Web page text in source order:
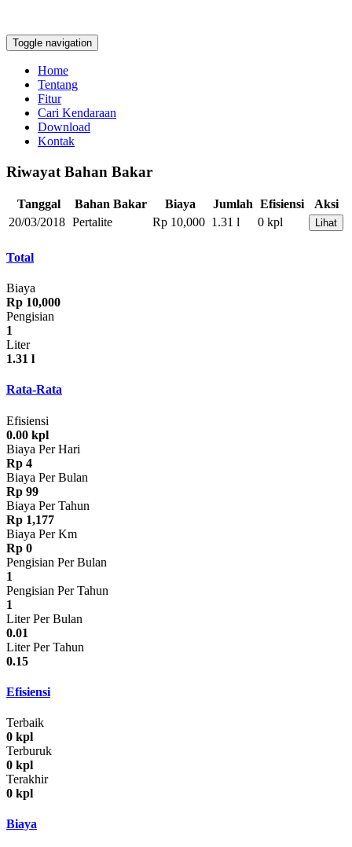
Toggle navigation
Home
Tentang
Fitur
Cari Kendaraan
Download
Kontak
Riwayat Bahan Bakar
Tanggal Bahan Bakar Biaya Jumlah Efisiensi
Aksi
20/03/2018 Pertalite Rp 10,000 1.31 l 0 kpl Lihat
Total
Biaya
Rp 10,000
Pengisian
1
Liter
1.31 l
Rata-Rata
Efisiensi
0.00 kpl
Biaya Per Hari
Rp 4
Biaya Per Bulan
Rp 99
Biaya Per Tahun
Rp 1,177
Biaya Per Km
Rp 0
Pengisian Per Bulan
1
Pengisian Per Tahun
1
Liter Per Bulan
0.01
Liter Per Tahun
0.15
Efisiensi
Terbaik
0 kpl
Terburuk
0 kpl
Terakhir
0 kpl
Biaya